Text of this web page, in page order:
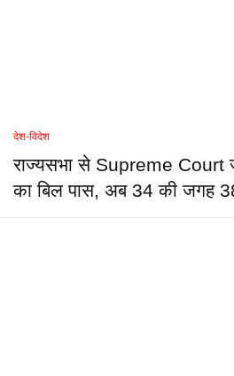
देश-विदेश
राज्यसभा से Supreme Court
का बिल पास, अब 34 की जगह